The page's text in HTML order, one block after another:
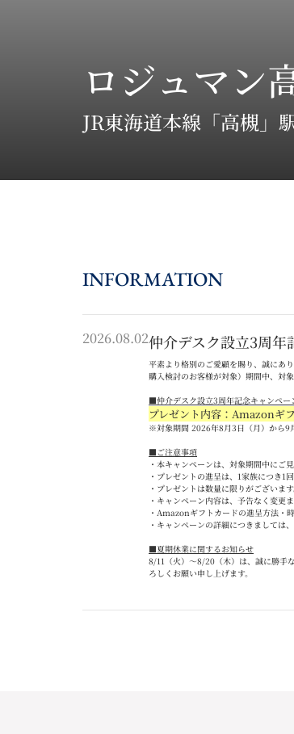
ロジュマン
JR東海道本線「高槻」
INFORMATION
2026.08.02仲介デスク設立3周年
平素より格別のご愛顧を賜り、誠にあ
購入検討のお客様が対象）期間中、対
■仲介デスク設立3周年記念キャンペー
プレゼント内容：Amazonギ
※対象期間 2026年8月3 日（月）から9
■ ご注意事項
・本キャンペーンは、対象期間中にご
・プレゼントの進呈は、 1家族につき1
・プレゼントは数量に限りがございま
・キャンペーン内容は、予告なく変更
・ Amazonギフトカードの進呈方法・
・キャンペーンの詳細につきましては
■夏期休業に関するお知らせ
8/11 （火）～8/20 （木）は、誠に勝手
ろしくお願い申し上げます。